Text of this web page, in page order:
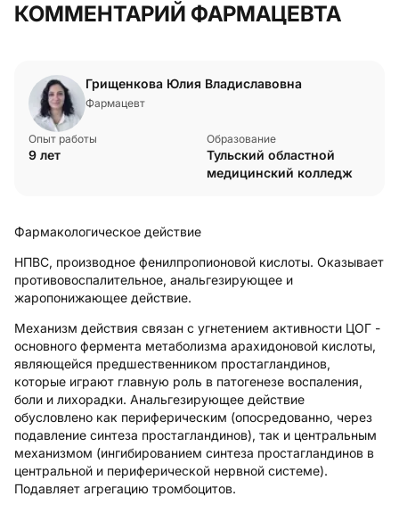
КОММЕНТАРИЙ ФАРМАЦЕВТА
Грищенкова Юлия Владиславовна
Фармацевт
Опыт работы
9 лет
Образование
Тульский областной
медицинский колледж
Фармакологическое действие
НПВС, производное фенилпропионовой кислоты. Оказывает
противовоспалительное, анальгезирующее и
жаропонижающее действие.
Механизм действия связан с угнетением активности ЦОГ -
основного фермента метаболизма арахидоновой кислоты,
являющейся предшественником простагландинов,
которые играют главную роль в патогенезе воспаления,
боли и лихорадки. Анальгезирующее действие
обусловлено как периферическим (опосредованно, через
подавление синтеза простагландинов), так и центральным
механизмом (ингибированием синтеза простагландинов в
центральной и периферической нервной системе).
Подавляет агрегацию тромбоцитов.